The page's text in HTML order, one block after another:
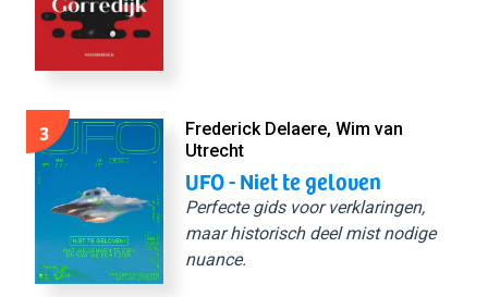
3
Frederick Delaere, Wim van
Utrecht
UFO - Niet te geloven
Perfecte gids voor verklaringen,
maar historisch deel mist nodige
nuance.